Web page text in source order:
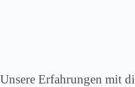
Unsere Erfahrungen mit